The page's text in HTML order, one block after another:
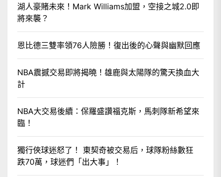
湖人豪賭未來！Mark Williams加盟，空接之城2.0即
將來襲？
恩比德三雙率領76人險勝！復出後的心聲與幽默回應
NBA震撼交易即將揭曉！雄鹿與太陽隊的驚天換血大
計
NBA大交易後續：保羅盛讚福克斯，馬刺隊新希望來
臨！
獨行俠球迷怒了！ 東契奇被交易后，球隊粉絲數狂
跌70萬，球迷們「出大事」！